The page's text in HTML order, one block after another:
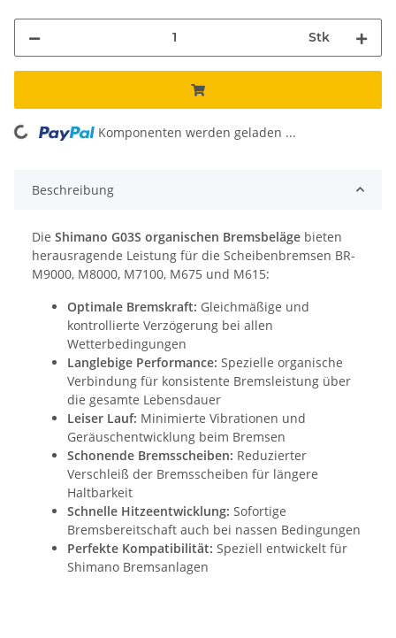
Stk
Komponenten werden geladen ...
Beschreibung
Die Shimano G03S organischen Bremsbeläge bieten
herausragende Leistung für die Scheibenbremsen BR-
M9000, M8000, M7100, M675 und M615:
Optimale Bremskraft: Gleichmäßige und
kontrollierte Verzögerung bei allen
Wetterbedingungen
Langlebige Performance: Spezielle organische
Verbindung für konsistente Bremsleistung über
die gesamte Lebensdauer
Leiser Lauf: Minimierte Vibrationen und
Geräuschentwicklung beim Bremsen
Schonende Bremsscheiben: Reduzierter
Verschleiß der Bremsscheiben für längere
Haltbarkeit
Schnelle Hitzeentwicklung: Sofortige
Bremsbereitschaft auch bei nassen Bedingungen
Perfekte Kompatibilität: Speziell entwickelt für
Shimano Bremsanlagen